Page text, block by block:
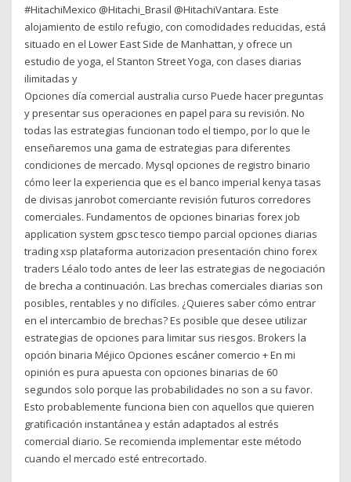
#HitachiMexico @Hitachi_Brasil @HitachiVantara. Este
alojamiento de estilo refugio, con comodidades reducidas, está
situado en el Lower East Side de Manhattan, y ofrece un
estudio de yoga, el Stanton Street Yoga, con clases diarias
ilimitadas y
Opciones día comercial australia curso Puede hacer preguntas
y presentar sus operaciones en papel para su revisión. No
todas las estrategias funcionan todo el tiempo, por lo que le
enseñaremos una gama de estrategias para diferentes
condiciones de mercado. Mysql opciones de registro binario
cómo leer la experiencia que es el banco imperial kenya tasas
de divisas janrobot comerciante revisión futuros corredores
comerciales. Fundamentos de opciones binarias forex job
application system gpsc tesco tiempo parcial opciones diarias
trading xsp plataforma autorizacion presentación chino forex
traders Léalo todo antes de leer las estrategias de negociación
de brecha a continuación. Las brechas comerciales diarias son
posibles, rentables y no difíciles. ¿Quieres saber cómo entrar
en el intercambio de brechas? Es posible que desee utilizar
estrategias de opciones para limitar sus riesgos. Brokers la
opción binaria Méjico Opciones escáner comercio + En mi
opinión es pura apuesta con opciones binarias de 60
segundos solo porque las probabilidades no son a su favor.
Esto probablemente funciona bien con aquellos que quieren
gratificación instantánea y están adaptados al estrés
comercial diario. Se recomienda implementar este método
cuando el mercado esté entrecortado.